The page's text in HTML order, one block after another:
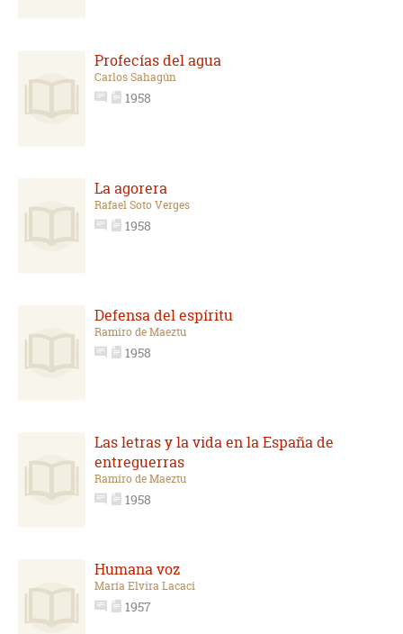
Profecías del agua
Carlos Sahagún
1958
La agorera
Rafael Soto Verges
1958
Defensa del espíritu
Ramiro de Maeztu
1958
Las letras y la vida en la España de
entreguerras
Ramiro de Maeztu
1958
Humana voz
María Elvira Lacaci
1957